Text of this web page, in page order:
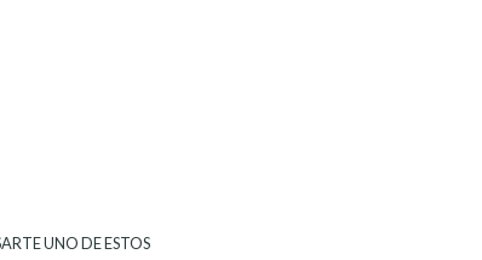
UNO DE ESTOS